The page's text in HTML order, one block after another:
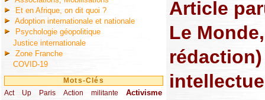
Et en Afrique, on dit quoi ?
Adoption internationale et nationale
Psychologie géopolitique
Justice internationale
Zone Franche
COVID-19
Mots-Clés
Act Up Paris
(49/289) Action militante
(32/289) Activisme
(73/289)
Article
Le